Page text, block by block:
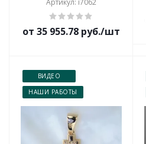
Артикул: i7062
от 35 955.78 руб./шт
ВИДЕО
НАШИ РАБОТЫ